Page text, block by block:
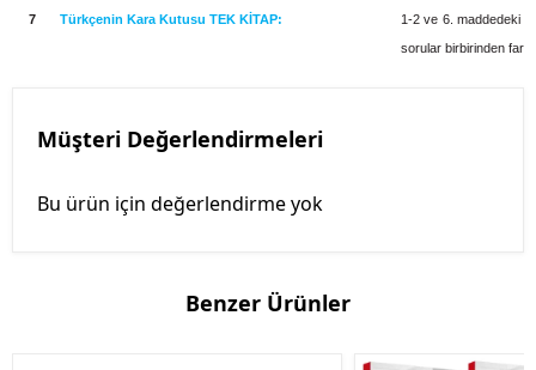
7 Türkçenin Kara Kutusu TEK KİTAP:
1-2 ve 6. maddedeki
sorular birbirinden
Müşteri Değerlendirmeleri
Bu ürün için değerlendirme yok
Benzer Ürünler